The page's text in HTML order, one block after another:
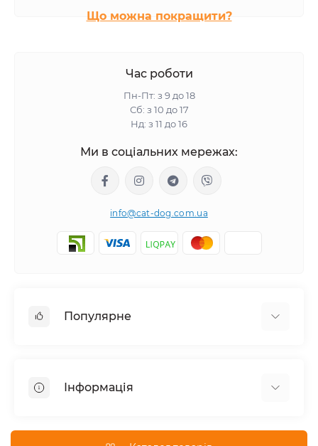
Що можна покращити?
Час роботи
Пн-Пт: з 9 до 18
Сб: з 10 до 17
Нд: з 11 до 16
Ми в соціальних мережах:
info@cat-dog.com.ua
Популярне
Вологий корм для котів
Сухий корм для собак
Інформація